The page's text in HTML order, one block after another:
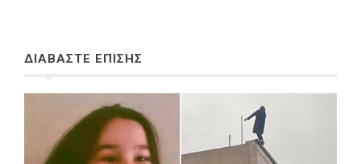
ΔΙΑΒΑΣΤΕ ΕΠΙΣΗΣ